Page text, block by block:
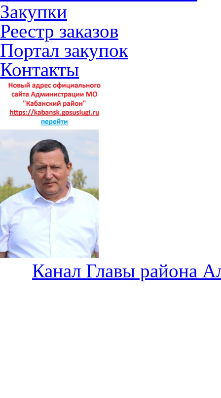
Закупки
Реестр заказов
Портал закупок
Контакты
Канал Главы района